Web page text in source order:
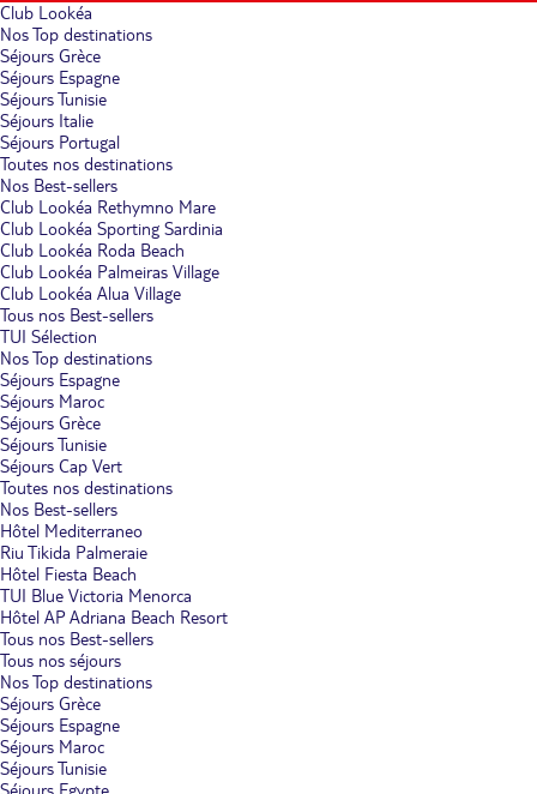
Club Lookéa
Nos Top destinations
Séjours Grèce
Séjours Espagne
Séjours Tunisie
Séjours Italie
Séjours Portugal
Toutes nos destinations
Nos Best-sellers
Club Lookéa Rethymno Mare
Club Lookéa Sporting Sardinia
Club Lookéa Roda Beach
Club Lookéa Palmeiras Village
Club Lookéa Alua Village
Tous nos Best-sellers
TUI Sélection
Nos Top destinations
Séjours Espagne
Séjours Maroc
Séjours Grèce
Séjours Tunisie
Séjours Cap Vert
Toutes nos destinations
Nos Best-sellers
Hôtel Mediterraneo
Riu Tikida Palmeraie
Hôtel Fiesta Beach
TUI Blue Victoria Menorca
Hôtel AP Adriana Beach Resort
Tous nos Best-sellers
Tous nos séjours
Nos Top destinations
Séjours Grèce
Séjours Espagne
Séjours Maroc
Séjours Tunisie